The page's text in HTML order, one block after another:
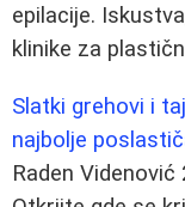
epilacije.
klinike za
Slatki grehovi i
najbolje
Raden Videnović